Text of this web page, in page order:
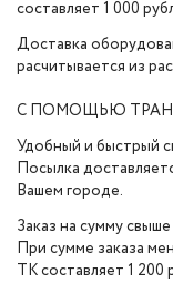
составляет 1 000
Доставка
расчитывается из
С ПОМОЩЬЮ
Удобный и быстрый
Посылка
Вашем городе.
Заказ на сумму
При сумме заказа
ТК составляет 1 200